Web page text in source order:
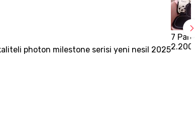
photon milestone serisi yeni nesil 2025
7
2.200